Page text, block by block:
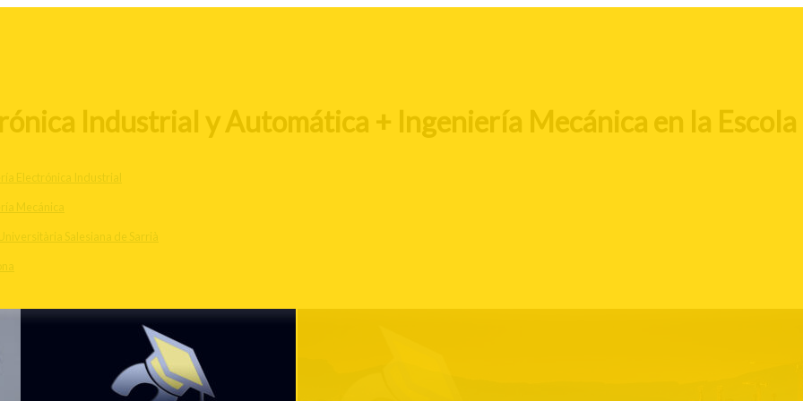
Industrial y Automática + Ingeniería Mecánica en la
Electrónica Industrial
Mecánica
Salesiana de Sarrià